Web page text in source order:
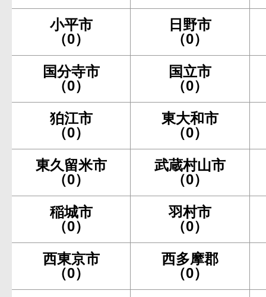
小平市
（0）
日野市
（0）
国分寺市
（0）
国立市
（0）
狛江市
（0）
東大和市
（0）
東久留米市
（0）
武蔵村山市
（0）
稲城市
（0）
羽村市
（0）
西東京市
（0）
西多摩郡
（0）